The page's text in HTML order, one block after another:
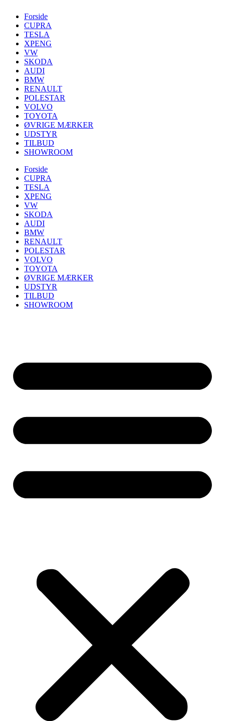
Forside
CUPRA
TESLA
XPENG
VW
SKODA
AUDI
BMW
RENAULT
POLESTAR
VOLVO
TOYOTA
ØVRIGE MÆRKER
UDSTYR
TILBUD
SHOWROOM
Forside
CUPRA
TESLA
XPENG
VW
SKODA
AUDI
BMW
RENAULT
POLESTAR
VOLVO
TOYOTA
ØVRIGE MÆRKER
UDSTYR
TILBUD
SHOWROOM